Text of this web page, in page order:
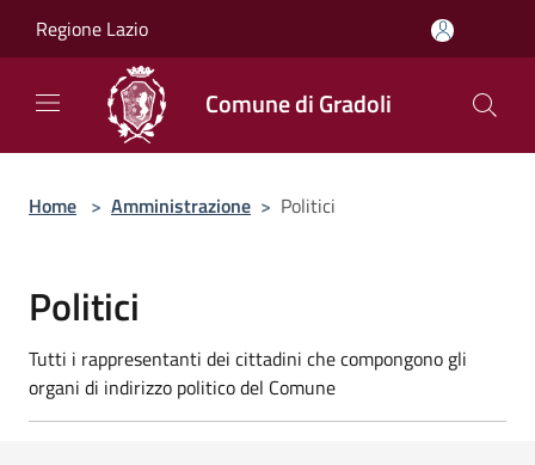
Regione Lazio
Comune di Gradoli
Home > Amministrazione > Politici
Politici
Tutti i rappresentanti dei cittadini che compongono gli
organi di indirizzo politico del Comune